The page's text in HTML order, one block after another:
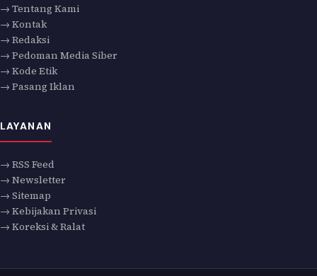
→ Tentang Kami
→ Kontak
→ Redaksi
→ Pedoman Media Siber
→ Kode Etik
→ Pasang Iklan
LAYANAN
→ RSS Feed
→ Newsletter
→ Sitemap
→ Kebijakan Privasi
→ Koreksi & Ralat